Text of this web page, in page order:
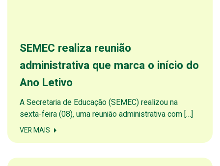
SEMEC realiza reunião
administrativa que marca o início do
Ano Letivo
A Secretaria de Educação (SEMEC) realizou na
sexta-feira (08), uma reunião administrativa com […]
VER MAIS